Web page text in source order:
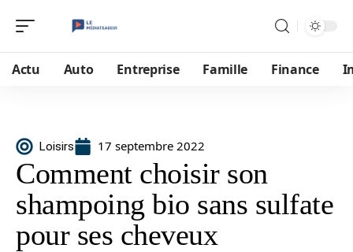
Actu Auto Entreprise Famille Finance
Loisirs 17 septembre 2022
Comment choisir son
shampoing bio sans sulfate
pour ses cheveux